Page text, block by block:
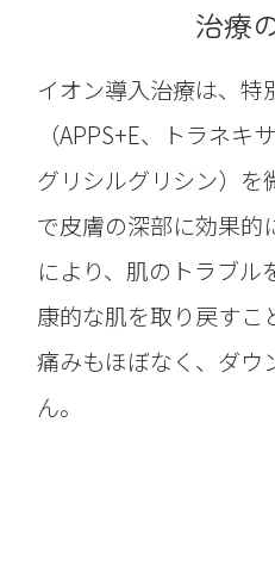
治療
イオン導入治療は、特
（APPS+E、トラネキ
グリシルグリシン）を
で皮膚の深部に効果的
により、肌のトラブ
康的な肌を取り戻すこ
痛みもほぼなく、ダウ
ん。